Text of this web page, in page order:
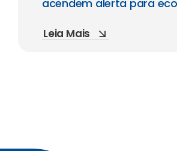
acendem alerta para
Leia Mais